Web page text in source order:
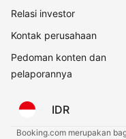
Relasi investor
Kontak perusahaan
Pedoman konten dan
pelaporannya
IDR
Booking.com merupakan